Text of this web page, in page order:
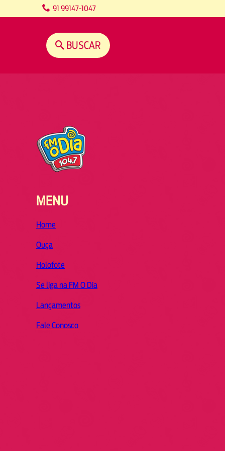
91 99147-1047
BUSCAR
MENU
Home
Ouça
Holofote
Se liga na FM O Dia
Lançamentos
Fale Conosco